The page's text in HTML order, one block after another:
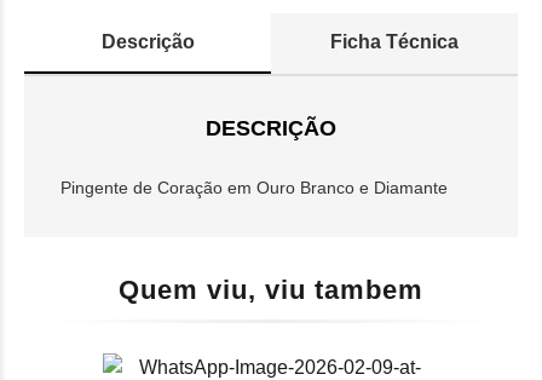
Descrição Ficha Técnica
DESCRIÇÃO
Pingente de Coração em Ouro Branco e Diamante
Quem viu, viu tambem